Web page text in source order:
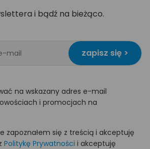
i bądź na bieżąco.
zapisz się >
na wskazany adres e-mail
i promocjach na
zapoznałem się z treścią i akceptuję
Politykę Prywatności i akceptuję